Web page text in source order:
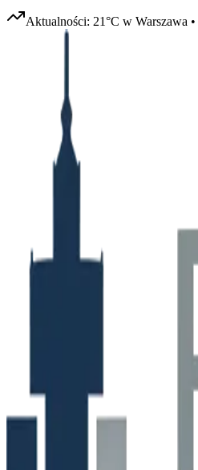
Aktualności: 21°C w Warszawa •